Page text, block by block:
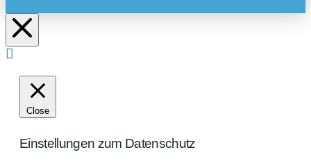
Close
Einstellungen zum Datenschutz